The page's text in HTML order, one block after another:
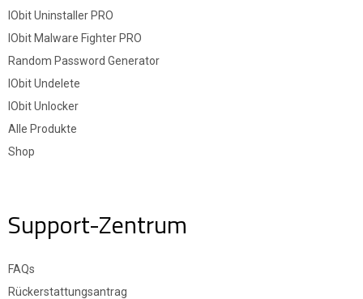
IObit Uninstaller PRO
IObit Malware Fighter PRO
Random Password Generator
IObit Undelete
IObit Unlocker
Alle Produkte
Shop
Support-Zentrum
FAQs
Rückerstattungsantrag